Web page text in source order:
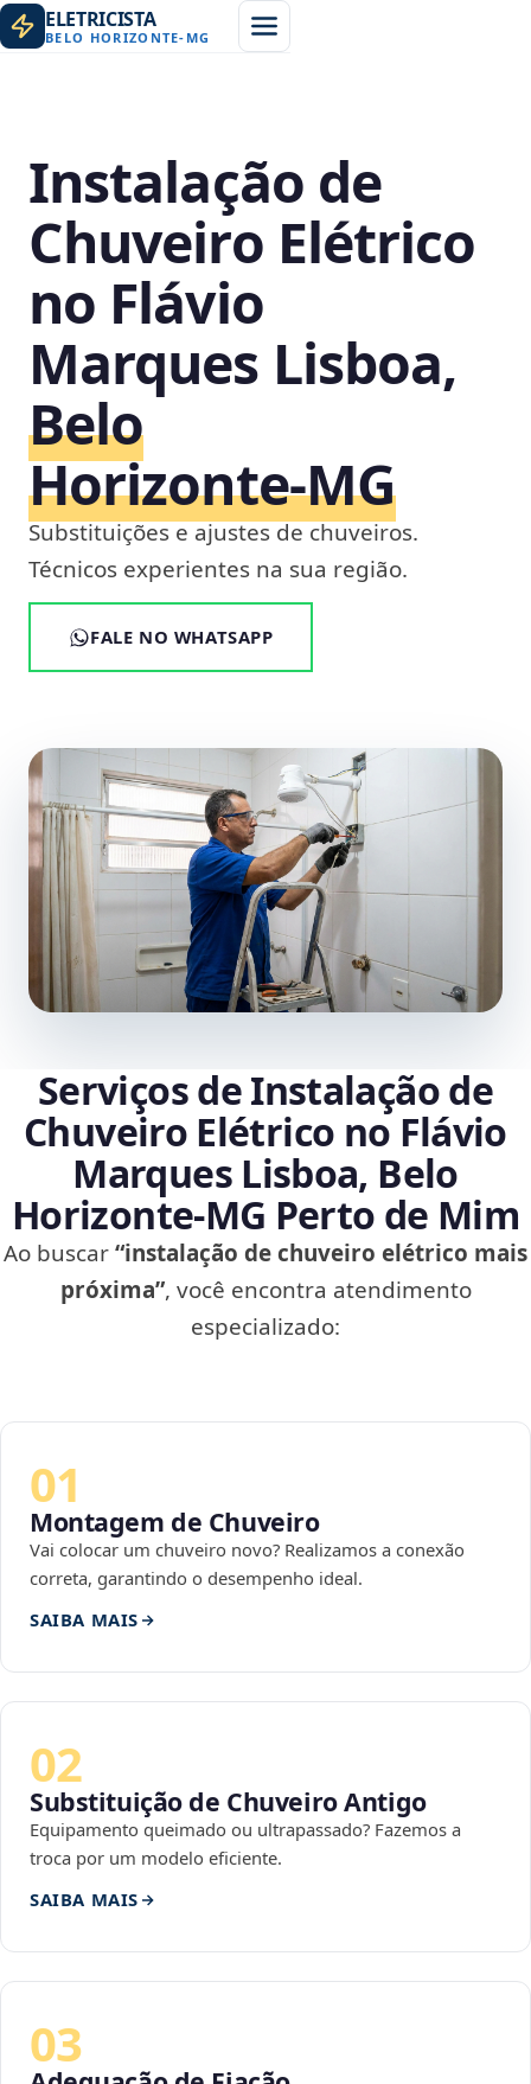
ELETRICISTA
BELO HORIZONTE- MG
Instalação de
Chuveiro Elétrico
no Flávio
Marques Lisboa,
Belo
Horizonte‑MG
Substituições e ajustes de chuveiros.
Técnicos experientes na sua região.
FALE NO WHATSAPP
Serviços de Instalação de
Chuveiro Elétrico no Flávio
Marques Lisboa, Belo
Horizonte‑MG Perto de Mim
Ao buscar“instalação de chuveiro elétrico mais
próxima”, você encontra atendimento
especializado:
01
Montagem de Chuveiro
Vai colocar um chuveiro novo? Realizamos a conexão
correta, garantindo o desempenho ideal.
SAIBA MAIS
02
Substituição de Chuveiro Antigo
Equipamento queimado ou ultrapassado? Fazemos a
troca por um modelo eficiente.
SAIBA MAIS
03